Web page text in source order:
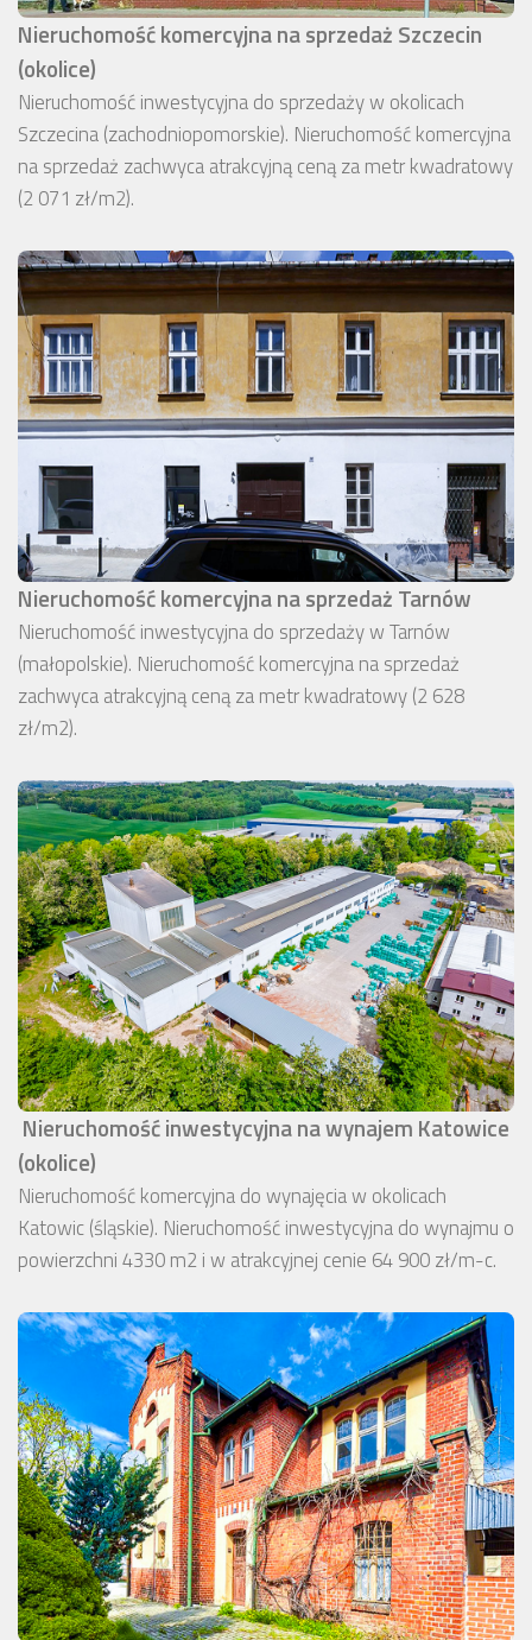
Nieruchomość komercyjna na sprzedaż Szczecin
(okolice)
Nieruchomość inwestycyjna do sprzedaży w okolicach
Szczecina (zachodniopomorskie). Nieruchomość komercyjna
na sprzedaż zachwyca atrakcyjną ceną za metr kwadratowy
(2 071 zł/m2).
Nieruchomość komercyjna na sprzedaż Tarnów
Nieruchomość inwestycyjna do sprzedaży w Tarnów
(małopolskie). Nieruchomość komercyjna na sprzedaż
zachwyca atrakcyjną ceną za metr kwadratowy (2 628
zł/m2).
Nieruchomość inwestycyjna na wynajem Katowice
(okolice)
Nieruchomość komercyjna do wynajęcia w okolicach
Katowic (śląskie). Nieruchomość inwestycyjna do wynajmu o
powierzchni 4330 m2 i w atrakcyjnej cenie 64 900 zł/m-c.